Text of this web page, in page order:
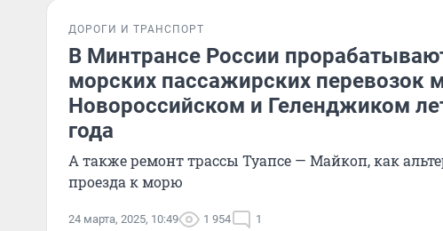
ДОРОГИ И ТРАНСПОРТ
В Минтрансе России
морских пассажирских перевозок
Новороссийском и Геленджиком
года
А также ремонт трассы Туапсе — Майкоп, как
проезда к морю
24 марта, 2025, 10:49 1 954 1